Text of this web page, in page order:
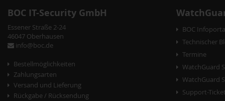
BOC IT-Security GmbH
Essener Straße 2-24
46047 Oberhausen
info@boc.de
Bestellmöglichkeiten
Zahlungsarten
Versand und Lieferung
Rückgabe / Rücksendung
BOC
Technischer
Termine
WatchGuard
WatchGuard
Support-